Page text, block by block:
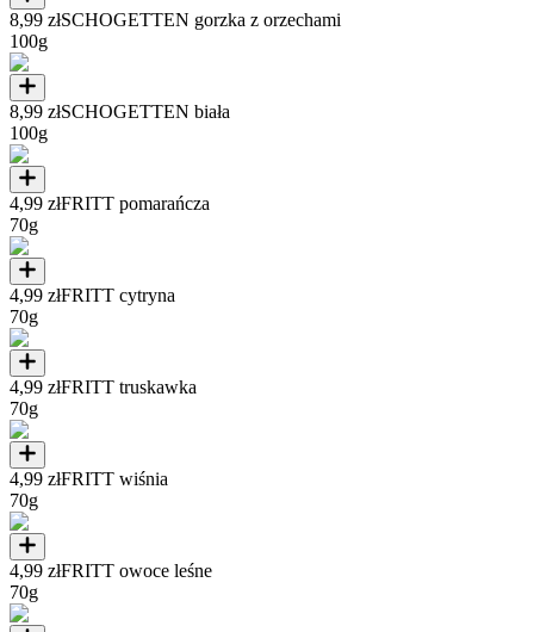
8,99 złSCHOGETTEN gorzka z orzechami
100g
8,99 złSCHOGETTEN biała
100g
4,99 złFRITT pomarańcza
70g
4,99 złFRITT cytryna
70g
4,99 złFRITT truskawka
70g
4,99 złFRITT wiśnia
70g
4,99 złFRITT owoce leśne
70g